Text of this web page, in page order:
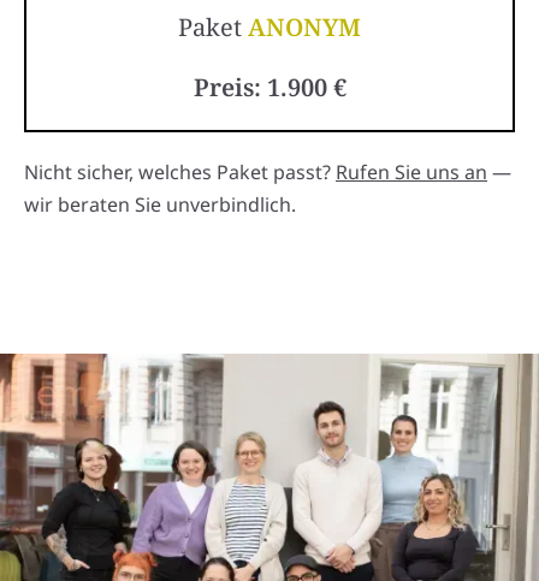
PaketANONYM
Preis: 1.900 €
Nicht sicher, welches Paket passt? Rufen Sie uns an —
wir beraten Sie unverbindlich.